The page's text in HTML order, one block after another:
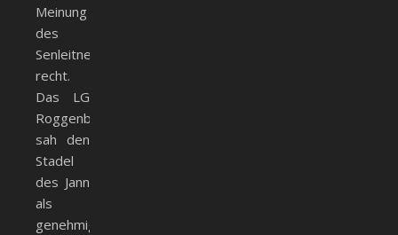
Meinung
des
Senleitner
recht.
Das LG
Roggenburg
sah den
Stadel
des Jann
als
genehmigungsfähig